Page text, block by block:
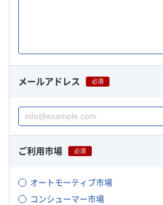
メールアドレス 必須
ご利用市場 必須
オートモーティブ市場
コンシューマー市場